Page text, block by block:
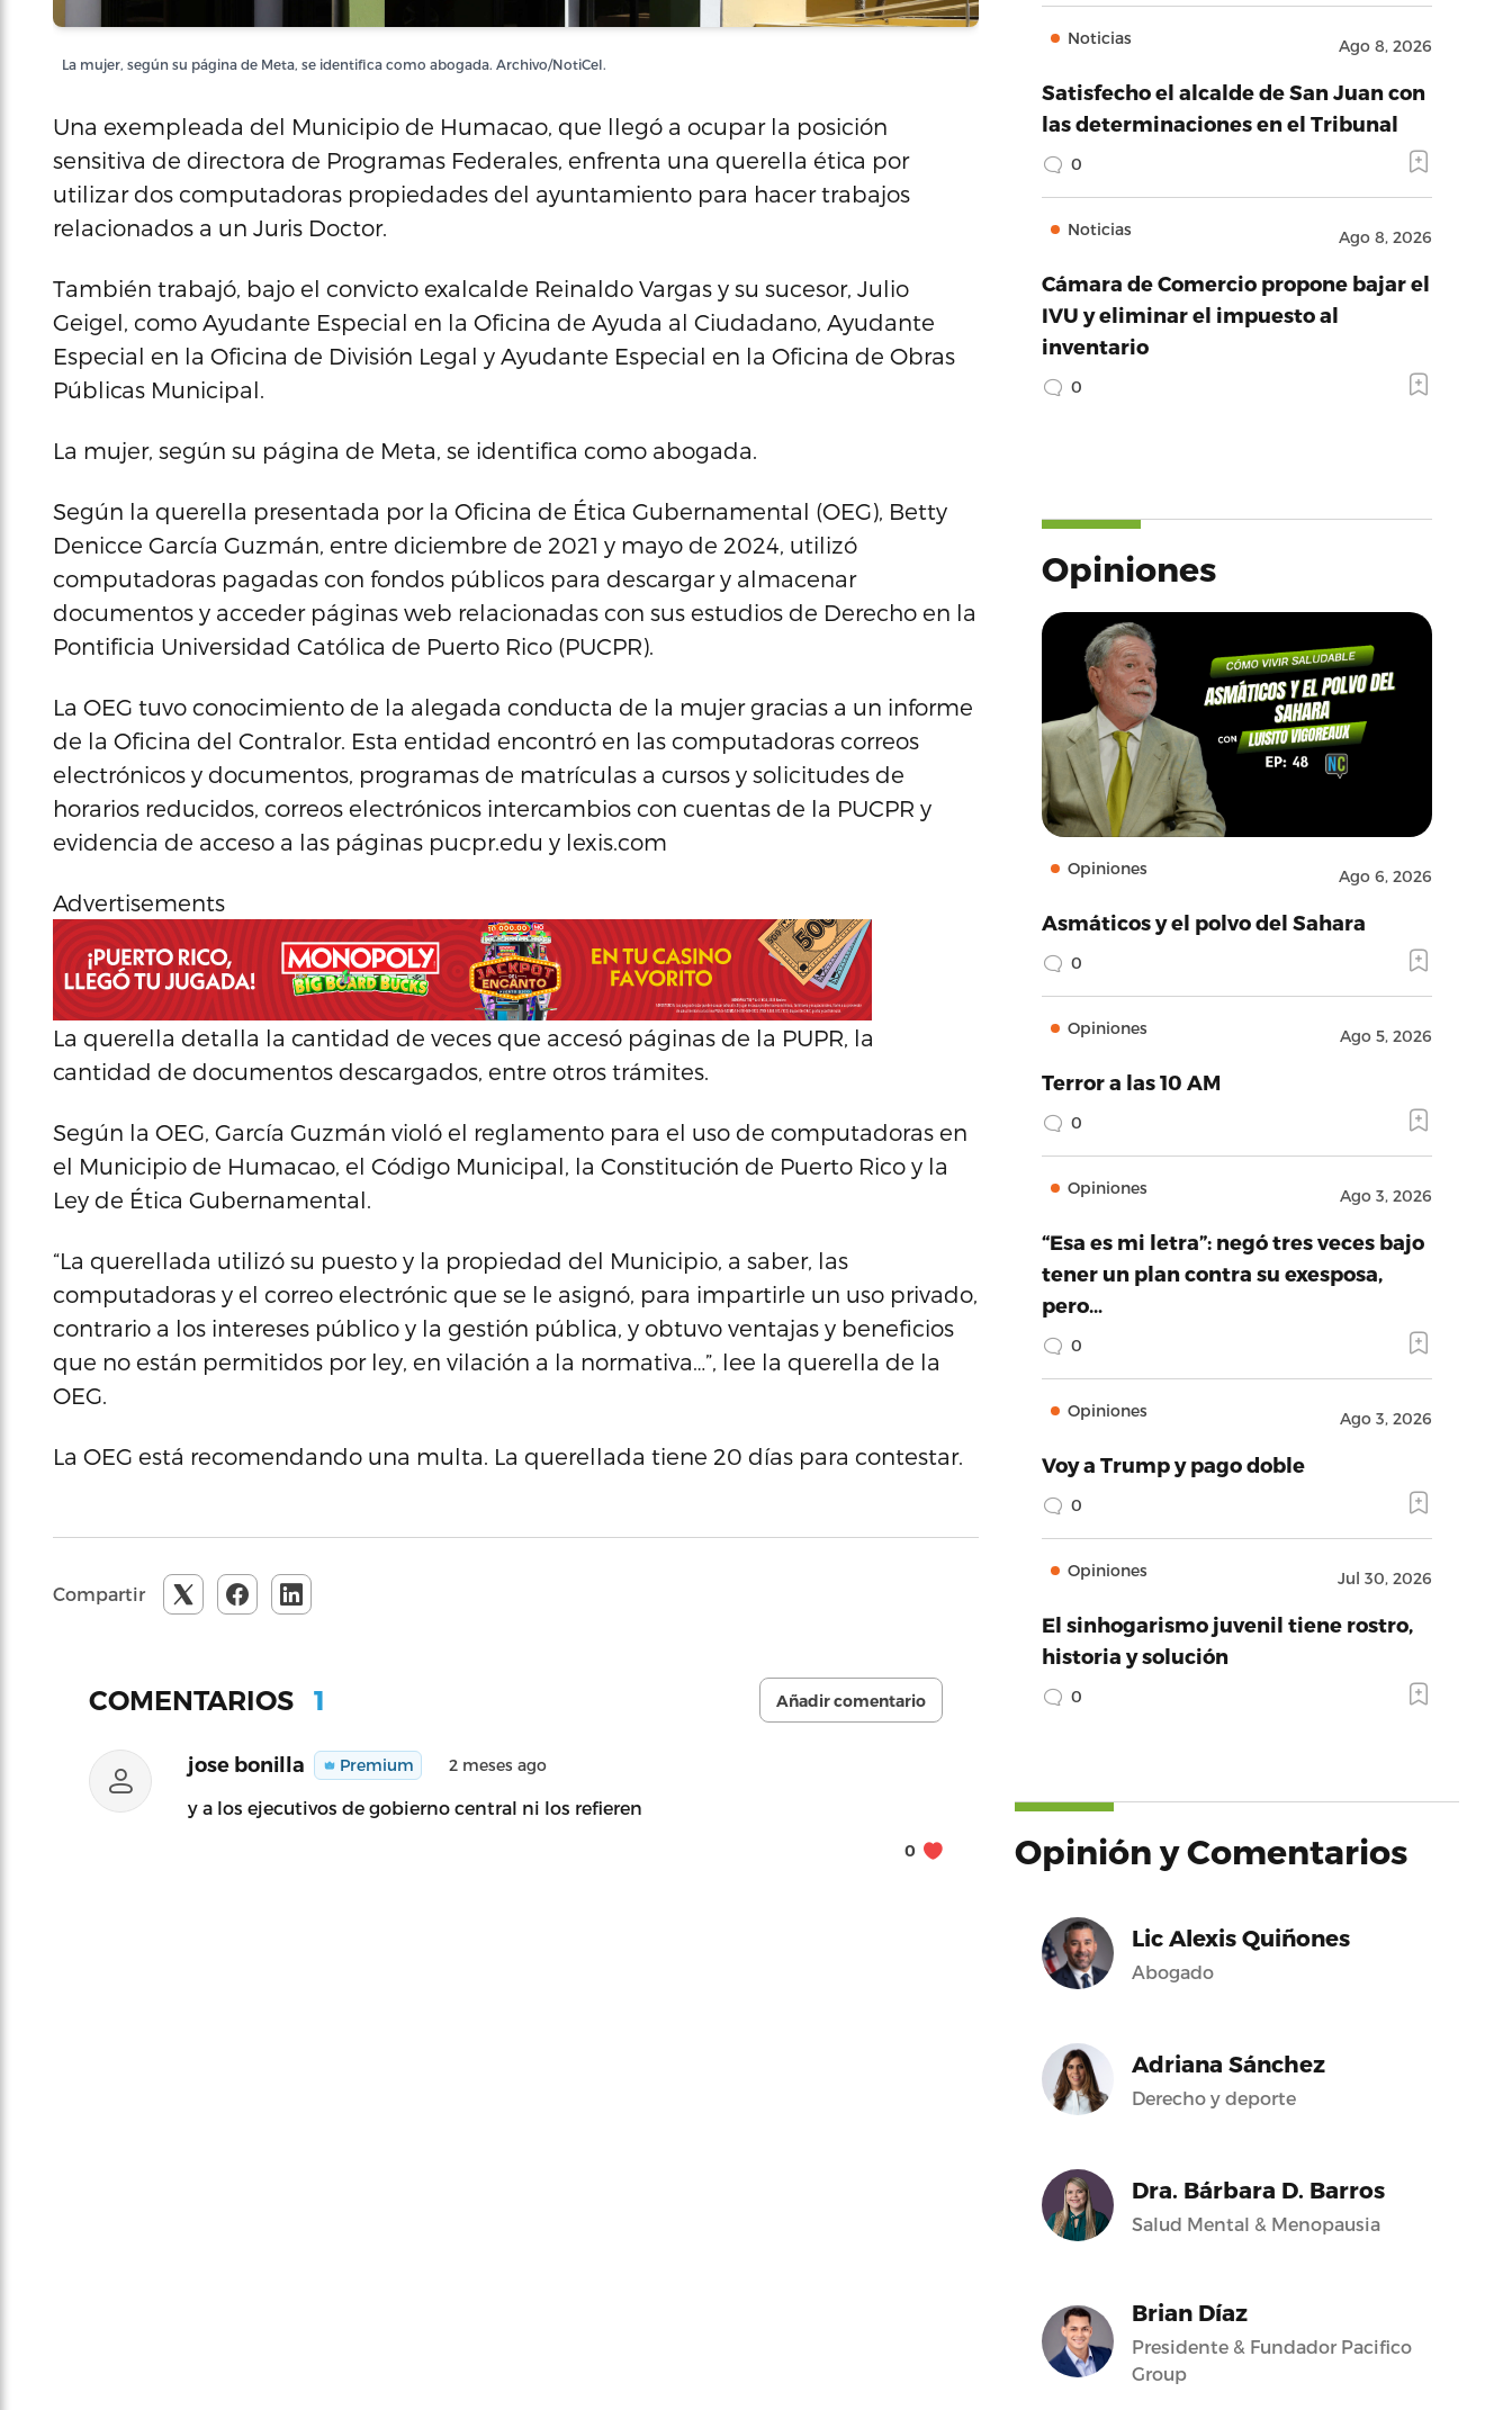
La mujer, según su página de Meta, se identifica como abogada. Archivo/NotiCel.
Una exempleada del Municipio de Humacao, que llegó a ocupar la posición
sensitiva de directora de Programas Federales, enfrenta una querella ética por
utilizar dos computadoras propiedades del ayuntamiento para hacer trabajos
relacionados a un Juris Doctor.
También trabajó, bajo el convicto exalcalde Reinaldo Vargas y su sucesor, Julio
Geigel, como Ayudante Especial en la Oficina de Ayuda al Ciudadano, Ayudante
Especial en la Oficina de División Legal y Ayudante Especial en la Oficina de Obras
Públicas Municipal.
La mujer, según su página de Meta, se identifica como abogada.
Según la querella presentada por la Oficina de Ética Gubernamental (OEG), Betty
Denicce García Guzmán, entre diciembre de 2021 y mayo de 2024, utilizó
computadoras pagadas con fondos públicos para descargar y almacenar
documentos y acceder páginas web relacionadas con sus estudios de Derecho en la
Pontificia Universidad Católica de Puerto Rico (PUCPR).
La OEG tuvo conocimiento de la alegada conducta de la mujer gracias a un informe
de la Oficina del Contralor. Esta entidad encontró en las computadoras correos
electrónicos y documentos, programas de matrículas a cursos y solicitudes de
horarios reducidos, correos electrónicos intercambios con cuentas de la PUCPR y
evidencia de acceso a las páginas pucpr.edu y lexis.com
Advertisements
La querella detalla la cantidad de veces que accesó páginas de la PUPR, la
cantidad de documentos descargados, entre otros trámites.
Según la OEG, García Guzmán violó el reglamento para el uso de computadoras en
el Municipio de Humacao, el Código Municipal, la Constitución de Puerto Rico y la
Ley de Ética Gubernamental.
“La querellada utilizó su puesto y la propiedad del Municipio, a saber, las
computadoras y el correo electrónic que se le asignó, para impartirle un uso privado,
contrario a los intereses público y la gestión pública, y obtuvo ventajas y beneficios
que no están permitidos por ley, en vilación a la normativa…”, lee la querella de la
OEG.
La OEG está recomendando una multa. La querellada tiene 20 días para contestar.
Compartir
COMENTARIOS 1 Añadir comentario
jose bonilla Premium 2 meses ago
y a los ejecutivos de gobierno central ni los refieren
0
Noticias Ago 8, 2026
Satisfecho el alcalde de San Juan con
las determinaciones en el Tribunal
0
Noticias Ago 8, 2026
Cámara de Comercio propone bajar el
IVU y eliminar el impuesto al
inventario
0
Opiniones
Opiniones Ago 6, 2026
Asmáticos y el polvo del Sahara
0
Opiniones Ago 5, 2026
Terror a las 10 AM
0
Opiniones Ago 3, 2026
“Esa es mi letra”: negó tres veces bajo
tener un plan contra su exesposa,
pero…
0
Opiniones Ago 3, 2026
Voy a Trump y pago doble
0
Opiniones Jul 30, 2026
El sinhogarismo juvenil tiene rostro,
historia y solución
0
Opinión y Comentarios
Lic Alexis Quiñones
Abogado
Adriana Sánchez
Derecho y deporte
Dra. Bárbara D. Barros
Salud Mental & Menopausia
Brian Díaz
Presidente & Fundador Pacifico
Group